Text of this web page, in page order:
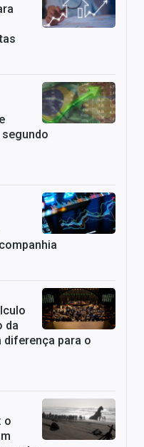
segundo
da
diferença para o
o